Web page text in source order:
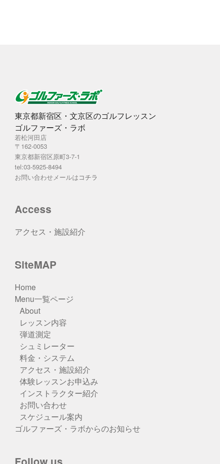
東京都新宿区・文京区のゴルフレッスン
ゴルファーズ・ラボ
若松河田店
〒162-0053
東京都新宿区原町3-7-1
tel:03-5925-8494
お問い合わせメールはコチラ
Access
アクセス・施設紹介
SiteMAP
Home
Menu一覧ページ
About
レッスン内容
弾道測定
シュミレーター
料金・システム
アクセス・施設紹介
体験レッスンお申込み
インストラクター紹介
お問い合わせ
スケジュール案内
ゴルファーズ・ラボからのお知らせ